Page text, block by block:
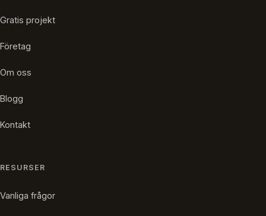
Gratis projekt
Företag
Om oss
Blogg
Kontakt
RESURSER
Vanliga frågor